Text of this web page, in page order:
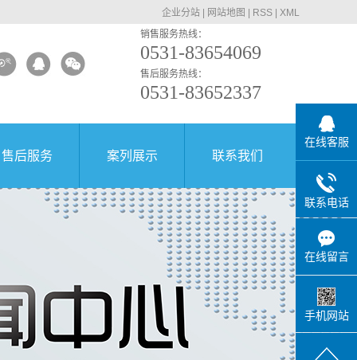
企业分站 网站地图 RSS
XML
销售服务热线：
0531-83654069
售后服务热线：
0531-83652337
售后服务 案列展示 联系我们
在线客服
联系电话
在线留言
手机网站